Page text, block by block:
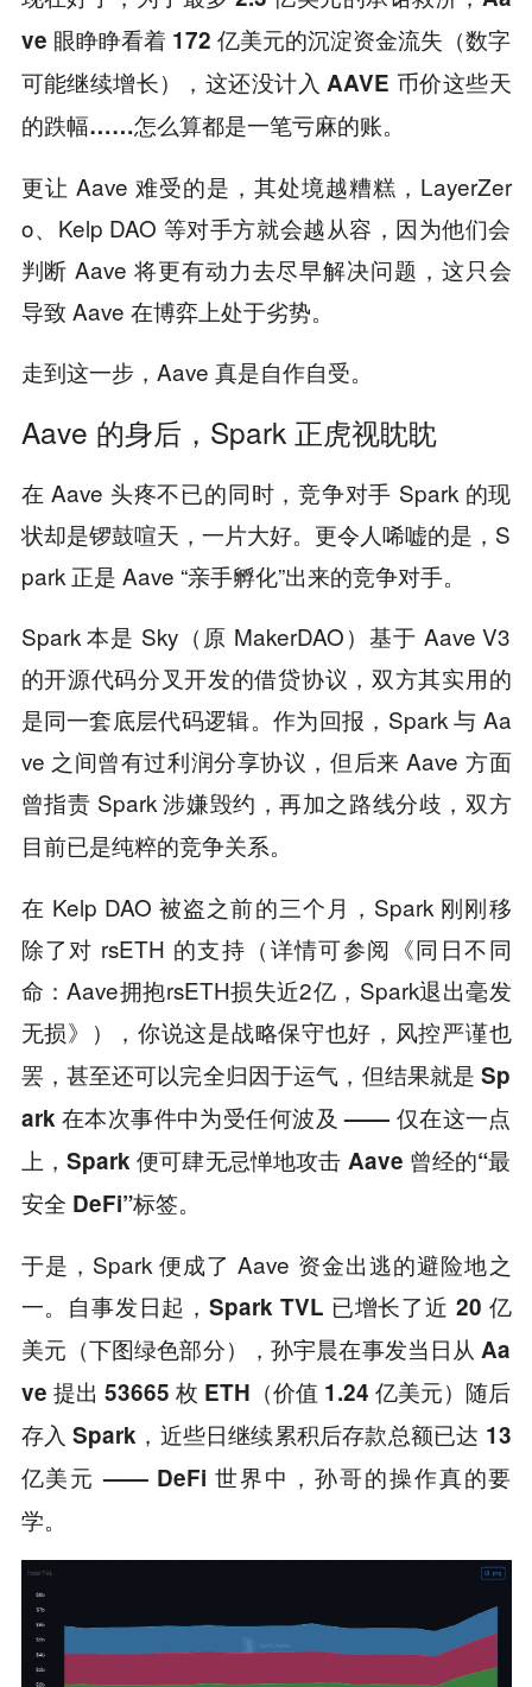
ve 眼睁睁看着 172 亿美元的沉淀资金流失（数字
可能继续增长），这还没计入 AAVE 币价这些天
的跌幅……怎么算都是一笔亏麻的账。
更让 Aave 难受的是，其处境越糟糕，LayerZer
o、Kelp DAO 等对手方就会越从容，因为他们会
判断 Aave 将更有动力去尽早解决问题，这只会
导致 Aave 在博弈上处于劣势。
走到这一步，Aave 真是自作自受。
Aave 的身后，Spark 正虎视眈眈
在 Aave 头疼不已的同时，竞争对手 Spark 的现
状却是锣鼓喧天，一片大好。更令人唏嘘的是，S
park 正是 Aave “亲手孵化”出来的竞争对手。
Spark 本是 Sky（原 MakerDAO）基于 Aave V3
的开源代码分叉开发的借贷协议，双方其实用的
是同一套底层代码逻辑。作为回报，Spark 与 Aa
ve 之间曾有过利润分享协议，但后来 Aave 方面
曾指责 Spark 涉嫌毁约，再加之路线分歧， 双方
目前已是纯粹的竞争关系。
在 Kelp DAO 被盗之前的三个月，Spark 刚刚移
除了对 rsETH 的支持（详情可参阅《同日不同
命：Aave拥抱rsETH损失近2亿，Spark退出毫发
无损》）， 你说这是战略保守也好，风控严谨也
罢，甚至还可以完全归因于运气，但结果就是 Sp
ark 在本次事件中为受任何波及 —— 仅在这一点
上，Spark 便可肆无忌惮地攻击 Aave 曾经的“最
安全 DeFi”标签。
于是，Spark 便成了 Aave 资金出逃的避险地之
一。 自事发日起，Spark TVL 已增长了近 20 亿
美元（下图绿色部分），孙宇晨在事发当日从 Aa
ve 提出 53665 枚 ETH（价值 1.24 亿美元）随后
存入 Spark，近些日继续累积后存款总额已达 13
亿美元 —— DeFi 世界中，孙哥的操作真的要
学。